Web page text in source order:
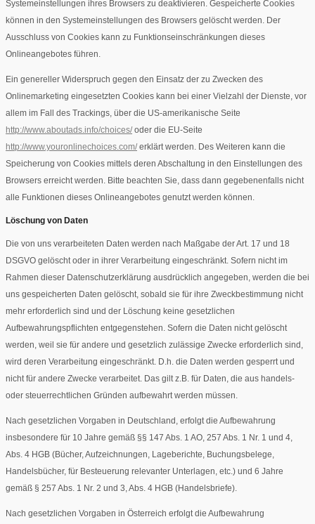
Systemeinstellungen ihres Browsers zu deaktivieren. Gespeicherte Cookies
können in den Systemeinstellungen des Browsers gelöscht werden. Der
Ausschluss von Cookies kann zu Funktionseinschränkungen dieses
Onlineangebotes führen.
Ein genereller Widerspruch gegen den Einsatz der zu Zwecken des
Onlinemarketing eingesetzten Cookies kann bei einer Vielzahl der Dienste, vor
allem im Fall des Trackings, über die US-amerikanische Seite
http://www.aboutads.info/choices/oder die EU-Seite
http://www.youronlinechoices.com/erklärt werden. Des Weiteren kann die
Speicherung von Cookies mittels deren Abschaltung in den Einstellungen des
Browsers erreicht werden. Bitte beachten Sie, dass dann gegebenenfalls nicht
alle Funktionen dieses Onlineangebotes genutzt werden können.
Löschung von Daten
Die von uns verarbeiteten Daten werden nach Maßgabe der Art. 17 und 18
DSGVO gelöscht oder in ihrer Verarbeitung eingeschränkt. Sofern nicht im
Rahmen dieser Datenschutzerklärung ausdrücklich angegeben, werden die bei
uns gespeicherten Daten gelöscht, sobald sie für ihre Zweckbestimmung nicht
mehr erforderlich sind und der Löschung keine gesetzlichen
Aufbewahrungspflichten entgegenstehen. Sofern die Daten nicht gelöscht
werden, weil sie für andere und gesetzlich zulässige Zwecke erforderlich sind,
wird deren Verarbeitung eingeschränkt. D.h. die Daten werden gesperrt und
nicht für andere Zwecke verarbeitet. Das gilt z.B. für Daten, die aus handels-
oder steuerrechtlichen Gründen aufbewahrt werden müssen.
Nach gesetzlichen Vorgaben in Deutschland, erfolgt die Aufbewahrung
insbesondere für 10 Jahre gemäß §§ 147 Abs. 1 AO, 257 Abs. 1 Nr. 1 und 4,
Abs. 4 HGB (Bücher, Aufzeichnungen, Lageberichte, Buchungsbelege,
Handelsbücher, für Besteuerung relevanter Unterlagen, etc.) und 6 Jahre
gemäß § 257 Abs. 1 Nr. 2 und 3, Abs. 4 HGB (Handelsbriefe).
Nach gesetzlichen Vorgaben in Österreich erfolgt die Aufbewahrung